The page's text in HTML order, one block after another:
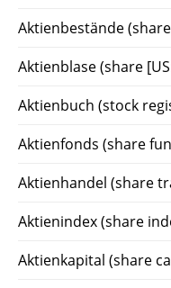
Aktienbestände
Aktienblase (share
Aktienbuch (stock
Aktienfonds (share
Aktienhandel (share
Aktienindex (share
Aktienkapital (share